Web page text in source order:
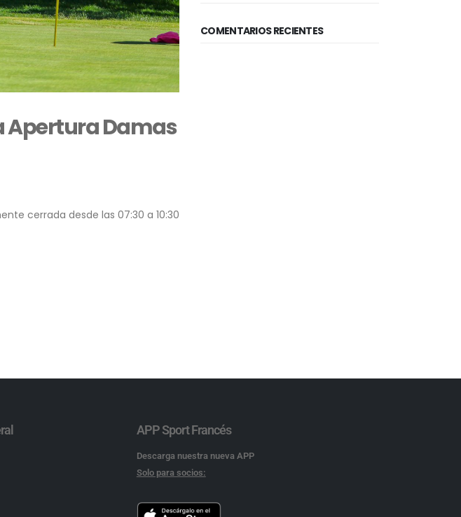
Apertura Damas
cerrada desde las 07:30 a 10:30
COMENTARIOS RECIENTES
APP Sport Francés
Descarga nuestra nueva APP
Solo para socios: